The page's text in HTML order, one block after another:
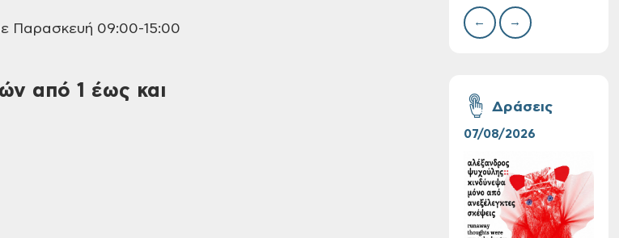
Παρασκευή 09:00-15:00
από 1 έως και
για αύριο Σάββατο 8
Αυγούστου 2026
← →
Δράσεις
07/08/2026